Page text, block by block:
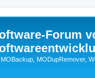
Forum
MODupRemover,